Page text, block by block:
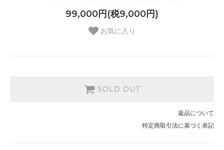
99,000円(税9,000円)
お気に入り
SOLD OUT
返品について
特定商取引法に基づく表記